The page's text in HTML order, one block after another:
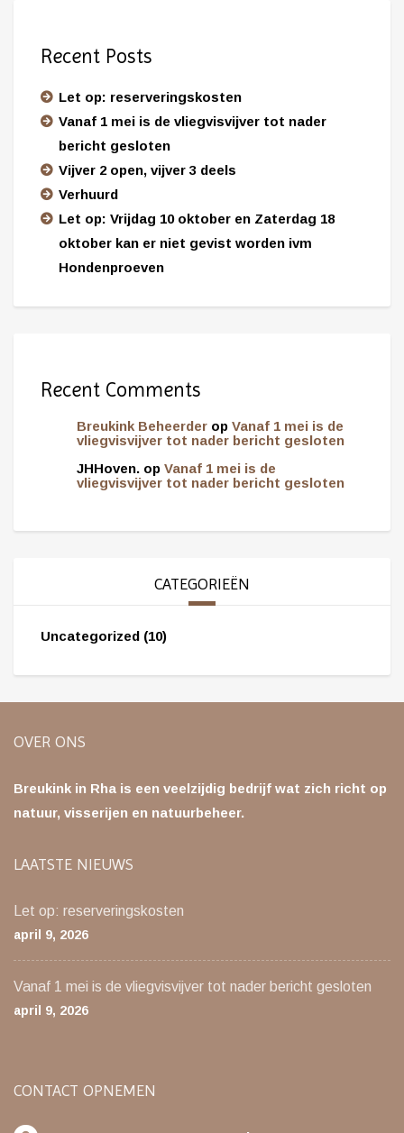
Recent Posts
Let op: reserveringskosten
Vanaf 1 mei is de vliegvisvijver tot nader
bericht gesloten
Vijver 2 open, vijver 3 deels
Verhuurd
Let op: Vrijdag 10 oktober en Zaterdag 18
oktober kan er niet gevist worden ivm
Hondenproeven
Recent Comments
Breukink Beheerder op Vanaf 1 mei is de
vliegvisvijver tot nader bericht gesloten
JHHoven. op Vanaf 1 mei is de
vliegvisvijver tot nader bericht gesloten
CATEGORIEËN
Uncategorized (10)
OVER ONS
Breukink in Rha is een veelzijdig bedrijf wat zich richt op
natuur, visserijen en natuurbeheer.
LAATSTE NIEUWS
Let op: reserveringskosten
april 9, 2026
Vanaf 1 mei is de vliegvisvijver tot nader bericht gesloten
april 9, 2026
CONTACT OPNEMEN